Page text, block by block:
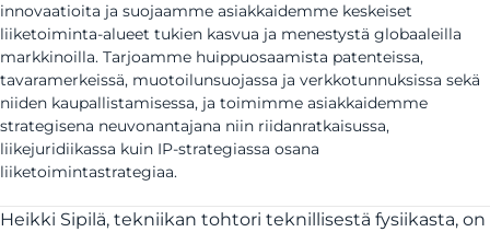
innovaatioita ja suojaamme asiakkaidemme keskeiset
liiketoiminta-alueet tukien kasvua ja menestystä globaaleilla
markkinoilla. Tarjoamme huippuosaamista patenteissa,
tavaramerkeissä, muotoilunsuojassa ja verkkotunnuksissa sekä
niiden kaupallistamisessa, ja toimimme asiakkaidemme
strategisena neuvonantajana niin riidanratkaisussa,
liikejuridiikassa kuin IP-strategiassa osana
liiketoimintastrategiaa.
Heikki Sipilä, tekniikan tohtori teknillisestä fysiikasta, on